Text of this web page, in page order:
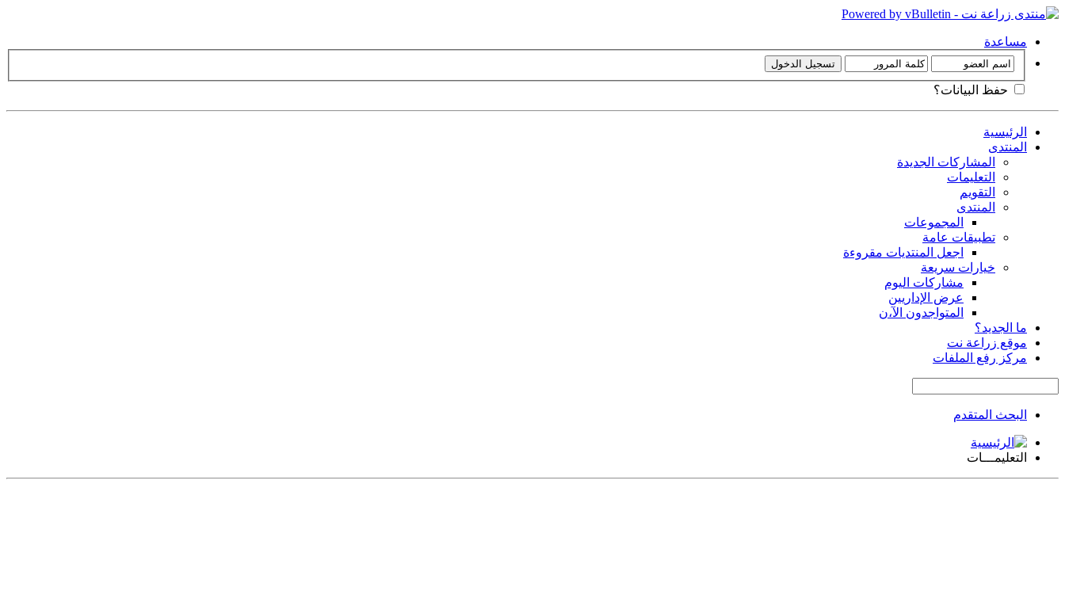
مساعدة
حفظ البيانات؟
الرئيسية
المنتدى
المشاركات الجديدة
التعليمات
التقويم
المنتدى
المجموعات
تطبيقات عامة
اجعل المنتديات مقروءة
خيارات سريعة
مشاركات اليوم
عرض الإداريين
المتواجدون الآ،ن
ما الجديد؟
موقع زراعة نت
مركز رفع الملفات
البحث المتقدم
التعليمـــات